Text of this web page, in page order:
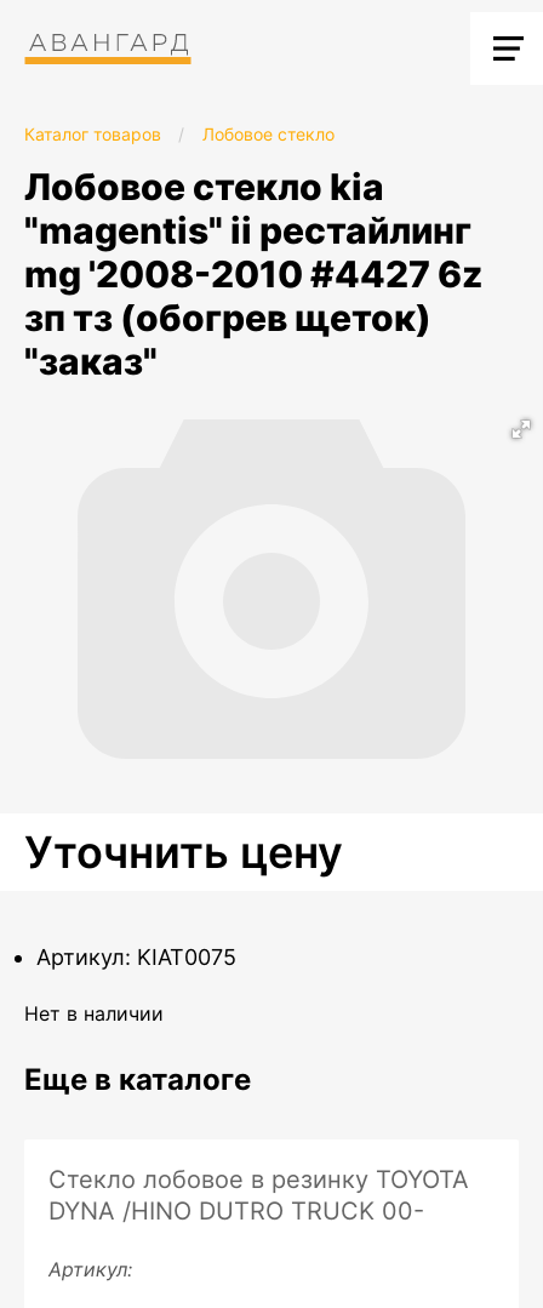
Каталог товаров / Лобовое стекло
лобовое стекло kia
"magentis" ii рестайлинг
mg '2008-2010 #4427 6z
зп тз (обогрев щеток)
"заказ"
Уточнить цену
Артикул: KIAT0075
Нет в наличии
Еще в каталоге
Стекло лобовое в резинку TOYOTA
DYNA /HINO DUTRO TRUCK 00-
Артикул: